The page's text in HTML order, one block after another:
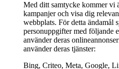
Med ditt samtycke kommer vi
kampanjer och visa dig
webbplats. För detta ändamål
personuppgifter med följande
använder deras
använder deras tjänster:
Bing, Criteo, Meta, Google,